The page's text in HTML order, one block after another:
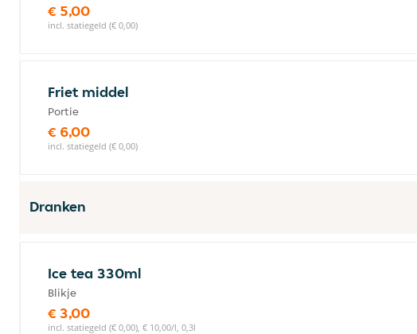
€ 5,00
incl. statiegeld (€ 0,00)
Friet middel
Portie
€ 6,00
incl. statiegeld (€ 0,00)
Dranken
Ice tea 330ml
Blikje
€ 3,00
incl. statiegeld (€ 0,00), € 10,00/l, 0,3l